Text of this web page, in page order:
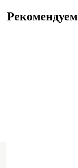
Рекомендуем